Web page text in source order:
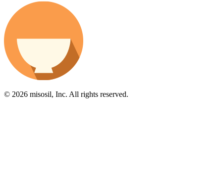
© 2026 misosil, Inc. All rights reserved.